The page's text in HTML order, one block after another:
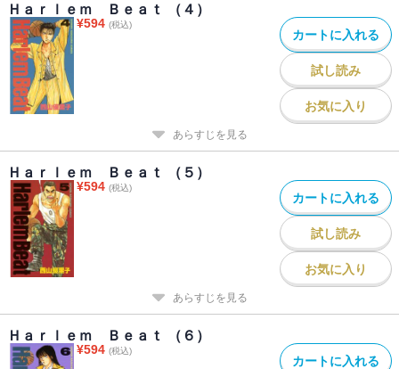
Ｈａｒｌｅｍ Ｂｅａｔ （４）
¥594 (税込)
カートに入れる
試し読み
お気に入り
あらすじを見る
Ｈａｒｌｅｍ Ｂｅａｔ （５）
¥594 (税込)
カートに入れる
試し読み
お気に入り
あらすじを見る
Ｈａｒｌｅｍ Ｂｅａｔ （６）
¥594 (税込)
カートに入れる